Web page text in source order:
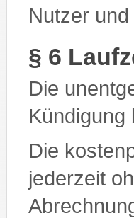
Nutzer
§ 6
Die
Kündigung
Die
jederzeit